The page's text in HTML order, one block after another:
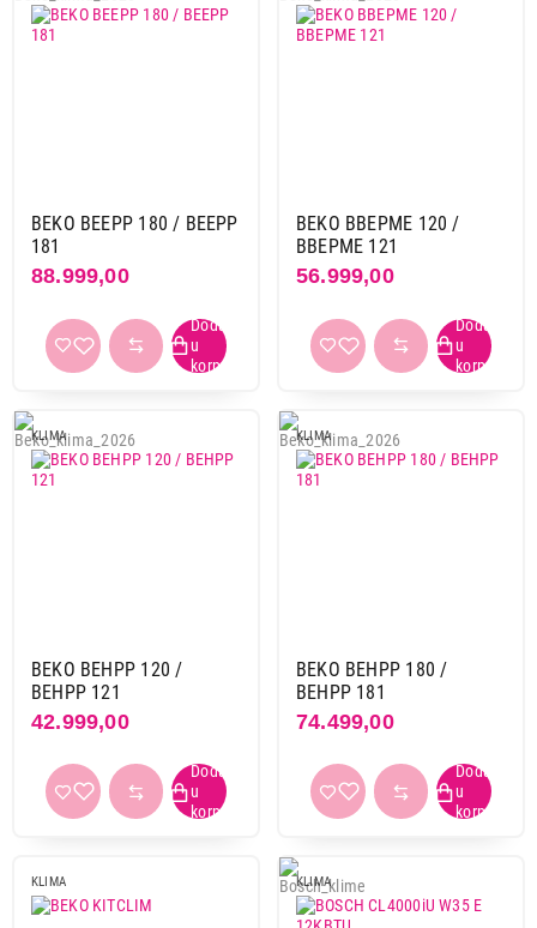
BEKO BEEPP 180 / BEEPP
181
88.999,00
BEKO BBEPME 120 /
BBEPME 121
56.999,00
KLIMA
BEKO BEHPP 120 /
BEHPP 121
42.999,00
KLIMA
BEKO BEHPP 180 /
BEHPP 181
74.499,00
KLIMA KLIMA